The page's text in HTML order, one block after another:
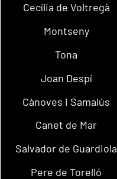
Cecília de Voltregà
Montseny
Tona
Joan Despí
Cànoves i Samalús
Canet de Mar
Salvador de Guardiola
Pere de Torelló